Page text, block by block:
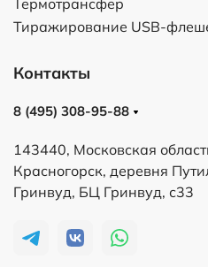
Термотрансфер
Тиражирование USB-
Контакты
8 (495) 308-95-88
143440, Московская
Красногорск, деревня
Гринвуд, БЦ Гринвуд, с33